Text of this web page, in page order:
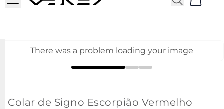
There was a problem loading your image
Colar de Signo Escorpião Vermelho